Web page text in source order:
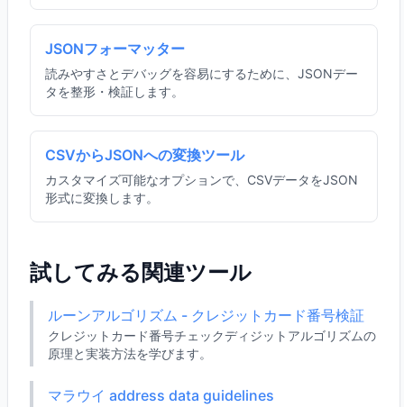
JSONフォーマッター
読みやすさとデバッグを容易にするために、JSONデー
タを整形・検証します。
CSVからJSONへの変換ツール
カスタマイズ可能なオプションで、CSVデータをJSON
形式に変換します。
試してみる関連ツール
ルーンアルゴリズム - クレジットカード番号検証
クレジットカード番号チェックディジットアルゴリズムの
原理と実装方法を学びます。
マラウイ address data guidelines